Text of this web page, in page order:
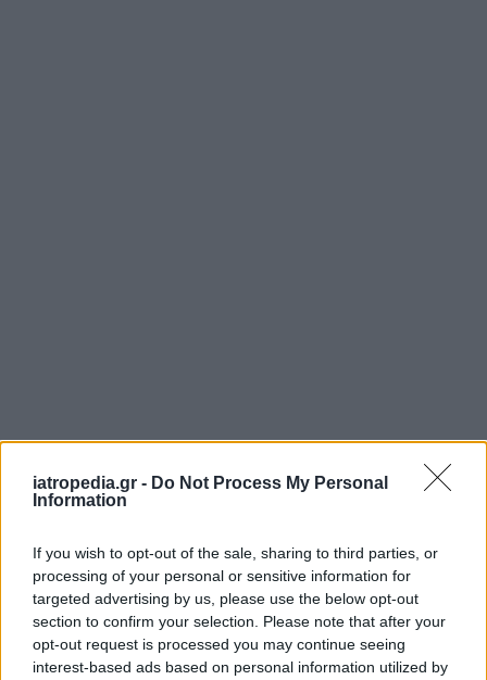
iatropedia.gr - Do Not Process My Personal
Information
If you wish to opt-out of the sale, sharing to third parties, or
processing of your personal or sensitive information for
targeted advertising by us, please use the below opt-out
section to confirm your selection. Please note that after your
opt-out request is processed you may continue seeing
interest-based ads based on personal information utilized by